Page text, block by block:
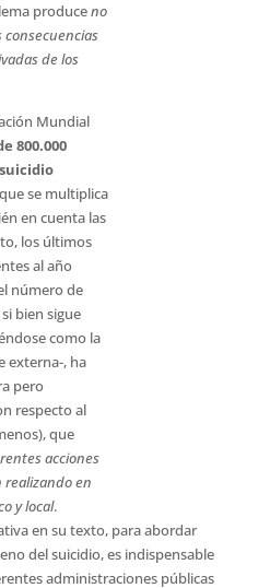
produceno
consecuencias
de los
Mundial
800.000
se multiplica
en cuenta las
los últimos
al año
número de
bien sigue
como la
externa-, ha
pero
respecto al
que
acciones
realizando en
y local.
en su texto, para abordar
del suicidio, es indispensable
administraciones públicas